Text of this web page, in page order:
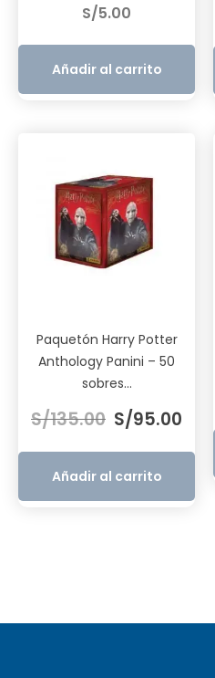
S/5.00
Añadir al carrito
Paquetón Harry Potter
Anthology Panini – 50
sobres...
S/135.00 precio
original
era:
S/95.00
S/
Añadir al carrito